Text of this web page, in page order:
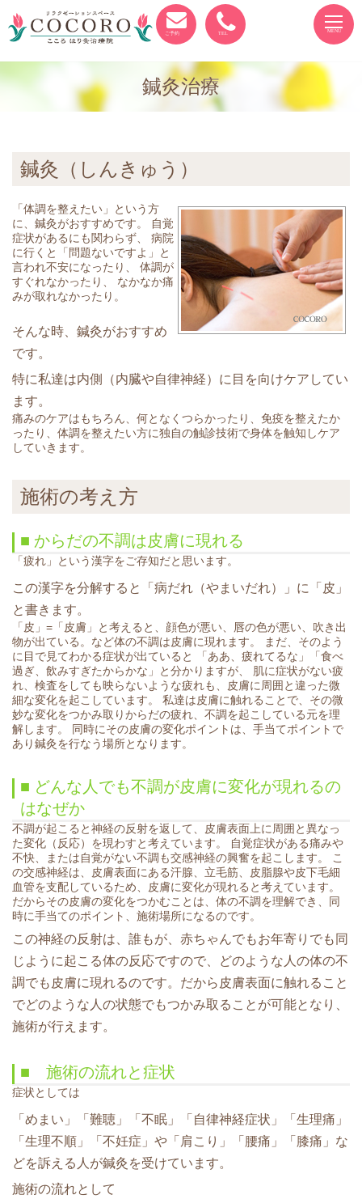
ご予約 TEL
鍼灸治療
鍼灸（しんきゅう）
「体調を整えたい」という方
に、鍼灸がおすすめです。 自覚
症状があるにも関わらず、 病院
に行くと「問題ないですよ」と
言われ不安になったり、 体調が
すぐれなかったり、 なかなか痛
みが取れなかったり。
そんな時、鍼灸がおすすめ
です。
特に私達は内側（内臓や自律神経）に目を向けケアしてい
ます。
痛みのケアはもちろん、何となくつらかったり、免疫を整えたか
ったり、体調を整えたい方に独自の触診技術で身体を触知しケア
していきます。
施術の考え方
■ からだの不調は皮膚に現れる
「疲れ」という漢字をご存知だと思います。
この漢字を分解すると「病だれ（やまいだれ）」に「皮」
と書きます。
「皮」=「皮膚」と考えると、顔色が悪い、唇の色が悪い、吹き出
物が出ている。など体の不調は皮膚に現れます。 まだ、そのよう
に目で見てわかる症状が出ていると 「ああ、疲れてるな」「食べ
過ぎ、飲みすぎたからかな」と分かりますが、 肌に症状がない疲
れ、検査をしても映らないような疲れも、皮膚に周囲と違った微
細な変化を起こしています。 私達は皮膚に触れることで、その微
妙な変化をつかみ取りからだの疲れ、不調を起こしている元を理
解します。 同時にその皮膚の変化ポイントは、手当てポイントで
あり鍼灸を行なう場所となります。
■ どんな人でも不調が皮膚に変化が現れるの
はなぜか
不調が起こると神経の反射を返して、皮膚表面上に周囲と異なっ
た変化（反応）を現わすと考えています。 自覚症状がある痛みや
不快、または自覚がない不調も交感神経の興奮を起こします。 こ
の交感神経は、皮膚表面にある汗腺、立毛筋、皮脂腺や皮下毛細
血管を支配しているため、皮膚に変化が現れると考えています。
だからその皮膚の変化をつかむことは、体の不調を理解でき、同
時に手当てのポイント、施術場所になるのです。
この神経の反射は、誰もが、赤ちゃんでもお年寄りでも同
じように起こる体の反応ですので、どのような人の体の不
調でも皮膚に現れるのです。だから皮膚表面に触れること
でどのような人の状態でもつかみ取ることが可能となり、
施術が行えます。
■ 施術の流れと症状
症状としては
「めまい」「難聴」「不眠」「自律神経症状」「生理痛」
「生理不順」「不妊症」や「肩こり」「腰痛」「膝痛」な
どを訴える人が鍼灸を受けています。
施術の流れとして